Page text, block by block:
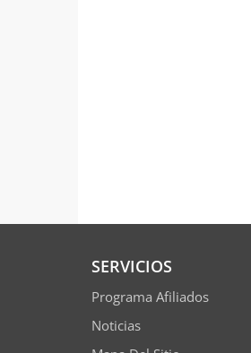
SERVICIOS
Programa Afiliados
Noticias